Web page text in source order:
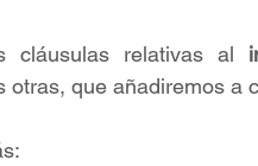
cláusulas relativas al
otras, que añadiremos a